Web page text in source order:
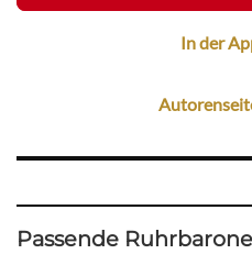
In der
Passende